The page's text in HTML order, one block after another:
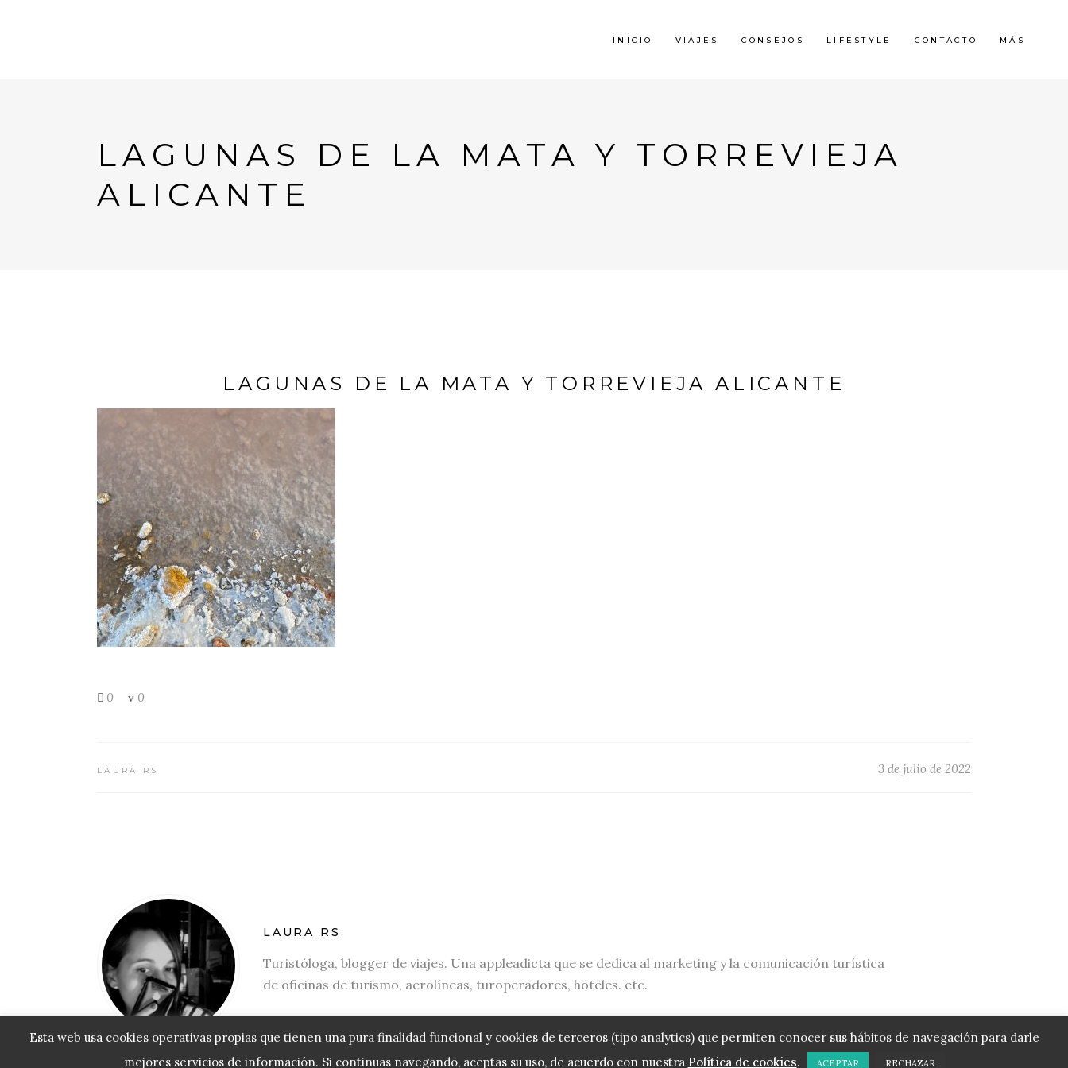
INICIO VIAJES CONSEJOS LIFESTYLE CONTACTO MÁS
LAGUNAS DE LA MATA Y TORREVIEJA
ALICANTE
LAGUNAS DE LA MATA Y TORREVIEJA ALICANTE
0 0
LAURA RS 3 de julio de 2022
LAURA RS
Turistóloga, blogger de viajes. Una appleadicta que se dedica al marketing y la comunicación turística
de oficinas de turismo, aerolíneas, turoperadores, hoteles. etc.
Esta web usa cookies operativas propias que tienen una pura finalidad funcional y cookies de terceros (tipo analytics) que permiten conocer sus hábitos de navegación para darle
mejores servicios de información. Si continuas navegando, aceptas su uso, de acuerdo con nuestra Política de cookies. ACEPTAR RECHAZAR